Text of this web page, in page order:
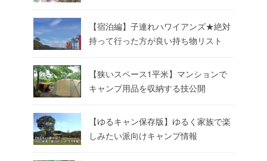
【宿泊編】子連れハワイアンズ★絶対
持って行った方が良い持ち物リスト
【狭いスペース1平米】マンションで
キャンプ用品を収納する技公開
【ゆるキャン保存版】ゆるく家族で楽
しみたい派向けキャンプ情報